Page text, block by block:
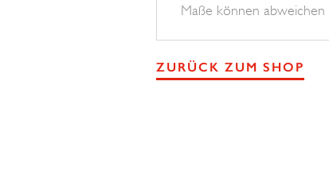
Maße können abweichen
ZURÜCK ZUM SHOP